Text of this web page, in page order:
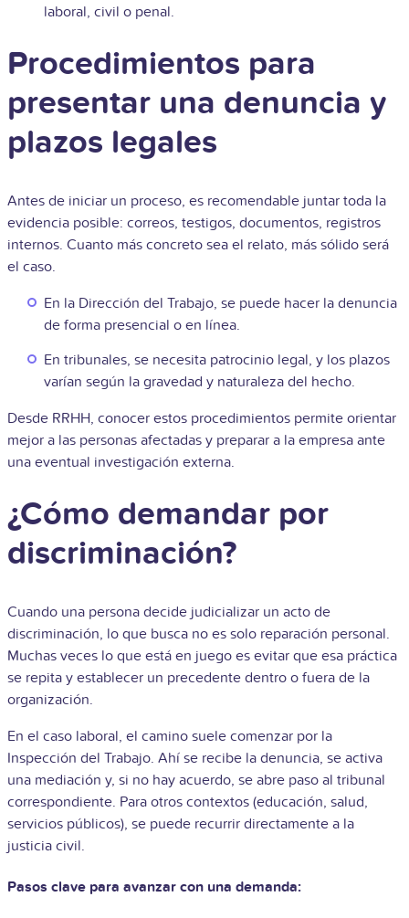
laboral, civil o penal.
Procedimientos para
presentar una denuncia y
plazos legales
Antes de iniciar un proceso, es recomendable juntar toda la
evidencia posible: correos, testigos, documentos, registros
internos. Cuanto más concreto sea el relato, más sólido será
el caso.
En la Dirección del Trabajo, se puede hacer la denuncia
de forma presencial o en línea.
En tribunales, se necesita patrocinio legal, y los plazos
varían según la gravedad y naturaleza del hecho.
Desde RRHH, conocer estos procedimientos permite orientar
mejor a las personas afectadas y preparar a la empresa ante
una eventual investigación externa.
¿Cómo demandar por
discriminación?
Cuando una persona decide judicializar un acto de
discriminación, lo que busca no es solo reparación personal.
Muchas veces lo que está en juego es evitar que esa práctica
se repita y establecer un precedente dentro o fuera de la
organización.
En el caso laboral, el camino suele comenzar por la
Inspección del Trabajo. Ahí se recibe la denuncia, se activa
una mediación y, si no hay acuerdo, se abre paso al tribunal
correspondiente. Para otros contextos (educación, salud,
servicios públicos), se puede recurrir directamente a la
justicia civil.
Pasos clave para avanzar con una demanda: